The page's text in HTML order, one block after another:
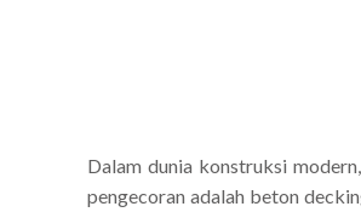
Dalam dunia konstruksi
pengecoran adalah beton